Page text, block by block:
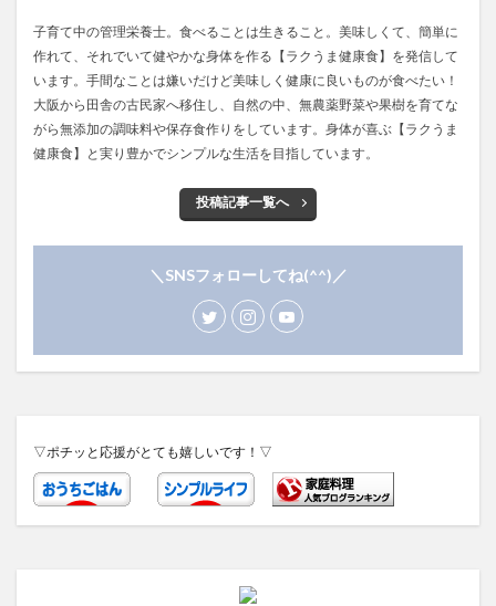
子育て中の管理栄養士。食べることは生きること。美味しくて、簡単に
作れて、それでいて健やかな身体を作る【ラクうま健康食】を発信して
います。手間なことは嫌いだけど美味しく健康に良いものが食べたい！
大阪から田舎の古民家へ移住し、自然の中、無農薬野菜や果樹を育てな
がら無添加の調味料や保存食作りをしています。身体が喜ぶ【ラクうま
健康食】と実り豊かでシンプルな生活を目指しています。
投稿記事一覧へ
＼SNSフォローしてね(^^)／
▽ポチッと応援がとても嬉しいです！▽